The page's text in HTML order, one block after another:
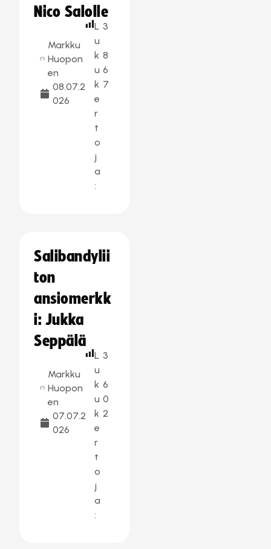
Nico Salolle
Markku
Huopon
en
08.07.2
026
L
u
k
u
k
e
r
t
o
j
a
:
3
8
6
7
Salibandylii
ton
ansiomerkk
i: Jukka
Seppälä
Markku
Huopon
en
07.07.2
026
L
u
k
u
k
e
r
t
o
j
a
:
3
6
0
2